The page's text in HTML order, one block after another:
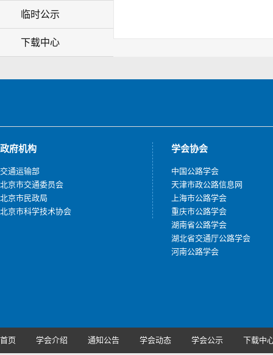
临时公示
下载中心
政府机构
交通运输部
北京市交通委员会
北京市民政局
北京市科学技术协会
学会协会
中国公路学会
天津市政公路信息网
上海市公路学会
重庆市公路学会
湖南省公路学会
湖北省交通厅公路学会
河南公路学会
首页 学会介绍 通知公告 学会动态 学会公示 下载中